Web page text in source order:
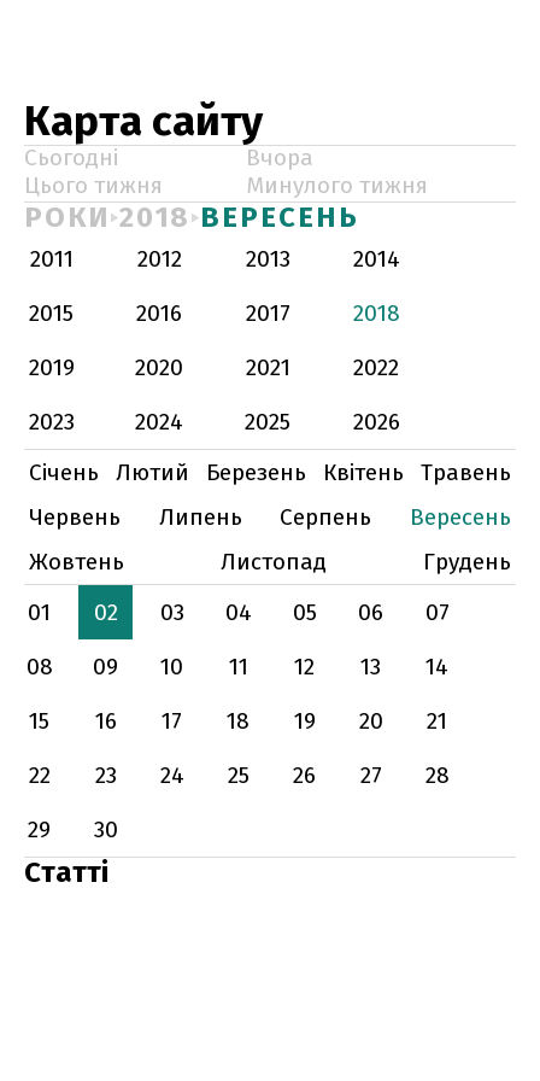
Карта сайту
Сьогодні
Вчора
Цього тижня
Минулого тижня
РОКИ 2018 ВЕРЕСЕНЬ
2011 2012 2013
2014
2015
2016 2017
2018
2019
2020 2021
2022
2023
2024 2025
2026
Січень
Лютий Березень Квітень
Травень
Червень
Липень Серпень
Вересень
Жовтень
Листопад
Грудень
01
02 03 04 05 06
07
08
09 10 11 12 13
14
15
16 17 18 19 20
21
22
23 24 25 26 27
28
29
30
Статті